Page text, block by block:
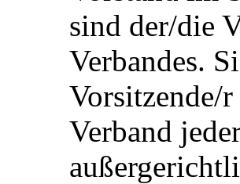
sind der/die
Verbandes.
Vorsitzende/
Verband